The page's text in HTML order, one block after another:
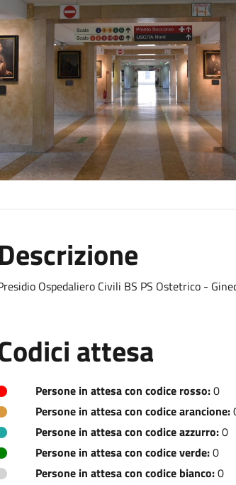
Descrizione
Ospedaliero Civili BS PS Ostetrico -
attesa
Persone in attesa con codice rosso:0
Persone in attesa con codice arancione:
Persone in attesa con codice azzurro:0
Persone in attesa con codice verde:0
Persone in attesa con codice bianco:0